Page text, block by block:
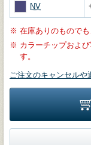
NV
※ 在庫ありのもので
※ カラーチップおよ
す。
ご注文のキャンセルや